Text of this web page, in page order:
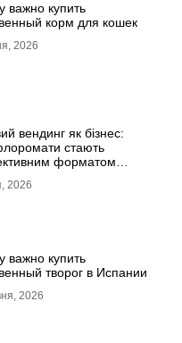
важно купить
корм для кошек
2026
вендинг як бізнес:
стають
форматом
2026
важно купить
творог в Испании
2026